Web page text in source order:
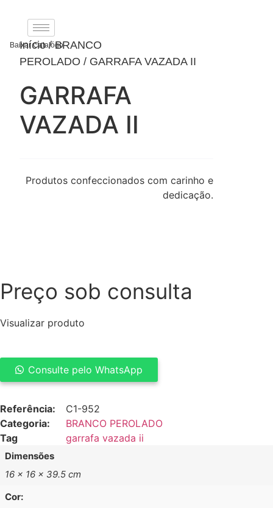
conteúdo
Baixar Catalógo
Início/BRANCO
PEROLADO / GARRAFA VAZADA II
GARRAFA
VAZADA II
Produtos confeccionados com carinho e
dedicação.
Preço sob consulta
Visualizar produto
Consulte pelo WhatsApp
GARRAFA
II
quantidade
Referência:
C1-952
Categoria:
BRANCO PEROLADO
Tag
garrafa vazada ii
Dimensões
16 × 16 × 39.5 cm
Cor: